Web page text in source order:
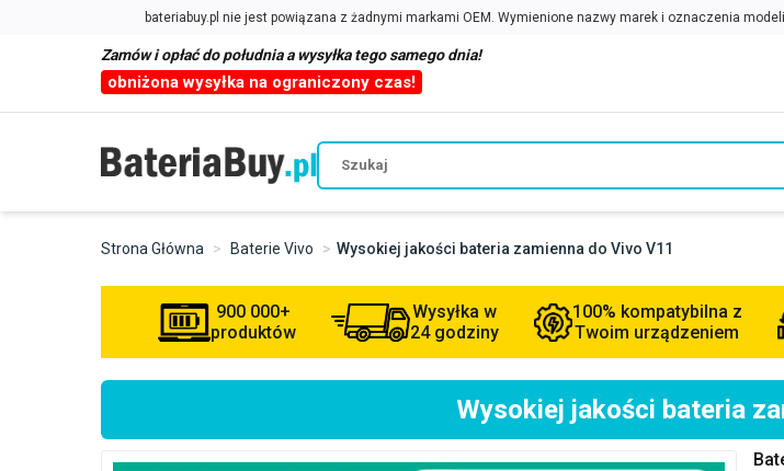
Zamów i opłać do południa a wysyłka tego samego dnia!
obniżona wysyłka na ograniczony czas!
Strona Główna Baterie Vivo Wysokiej jakości bateria zamienna do Vivo V11
900 000+
produktów
Wysyłka w
24 godziny
100% kompatybilna z
Twoim urządzeniem
Wysokiej jakości bateria